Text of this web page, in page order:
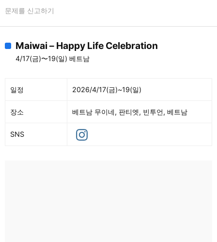
문제를 신고하기
Maiwai – Happy Life Celebration
4/17(금)〜19(일) 베트남
일정 2026/4/17(금)~19(일)
장소 베트남 무이네, 판티엣, 빈투언, 베트남
SNS